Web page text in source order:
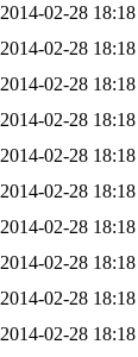
2014-02-28 18:18
2014-02-28 18:18
2014-02-28 18:18
2014-02-28 18:18
2014-02-28 18:18
2014-02-28 18:18
2014-02-28 18:18
2014-02-28 18:18
2014-02-28 18:18
2014-02-28 18:18